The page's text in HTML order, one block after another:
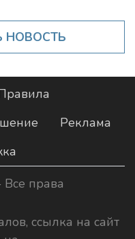
НОВОСТЬ
Реклама
Все права
ссылка на сайт